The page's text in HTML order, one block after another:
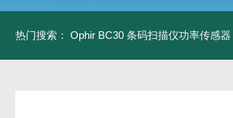
热门搜索： Ophir BC30 条码扫描仪功率传感器